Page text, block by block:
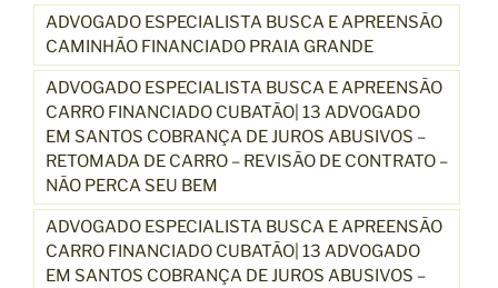
ADVOGADO ESPECIALISTA BUSCA E APREENSÃO
CAMINHÃO FINANCIADO PRAIA GRANDE
ADVOGADO ESPECIALISTA BUSCA E APREENSÃO
CARRO FINANCIADO CUBATÃO| 13 ADVOGADO
EM SANTOS COBRANÇA DE JUROS ABUSIVOS –
RETOMADA DE CARRO – REVISÃO DE CONTRATO –
NÃO PERCA SEU BEM
ADVOGADO ESPECIALISTA BUSCA E APREENSÃO
CARRO FINANCIADO CUBATÃO| 13 ADVOGADO
EM SANTOS COBRANÇA DE JUROS ABUSIVOS –